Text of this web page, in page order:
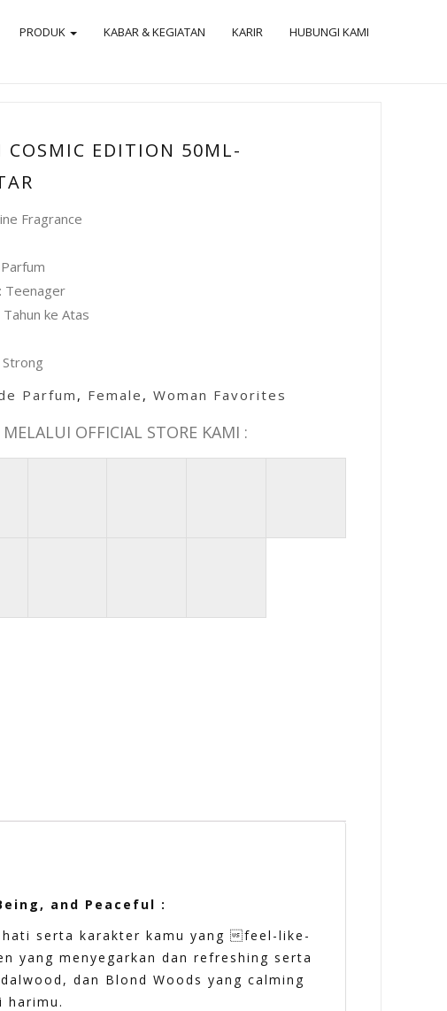
PRODUK KABAR & KEGIATAN KARIR HUBUNGI KAMI
COSMIC EDITION 50ML-
Fragrance
Teenager
ke Atas
Parfum, Female ,Woman Favorites
OFFICIAL STORE KAMI :
and Peaceful :
hati serta karakter kamu yang feel-like-
yang menyegarkan dan refreshing serta
dan Blond Woods yang calming
harimu.